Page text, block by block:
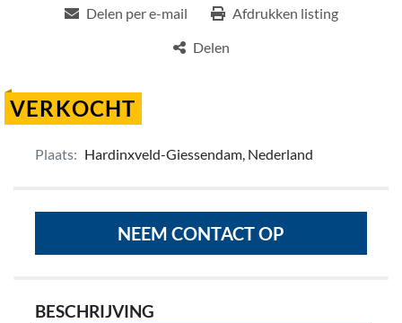
Delen per e-mail
Afdrukken listing
Delen
VERKOCHT
Plaats: Hardinxveld-Giessendam, Nederland
NEEM CONTACT OP
BESCHRIJVING